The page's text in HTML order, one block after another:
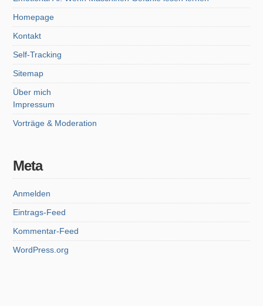
Homepage
Kontakt
Self-Tracking
Sitemap
Über mich
Impressum
Vorträge & Moderation
Meta
Anmelden
Eintrags-Feed
Kommentar-Feed
WordPress.org